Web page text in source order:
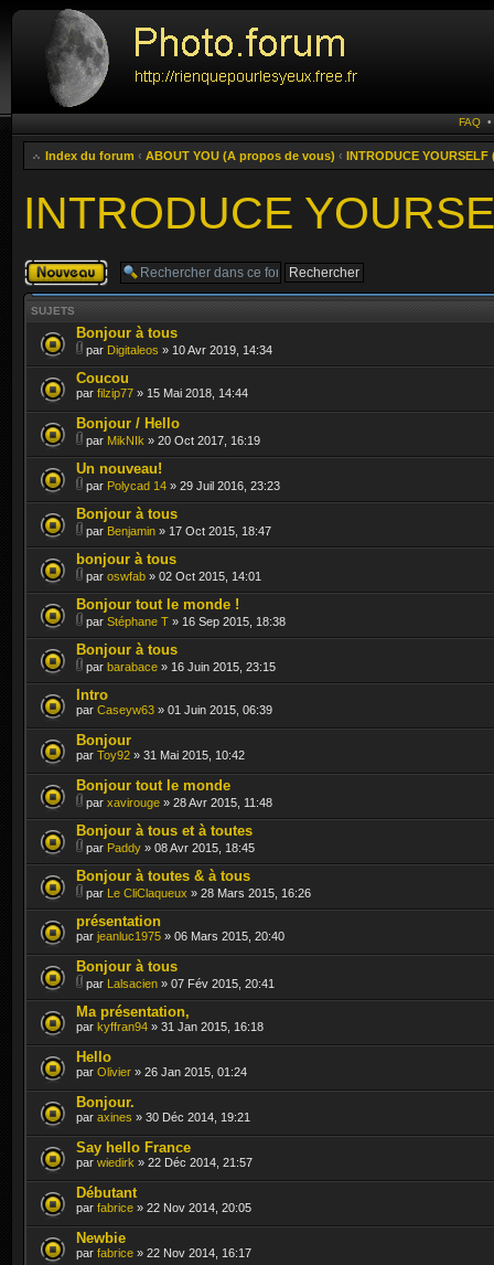
FAQ
Index du forum ‹ ABOUT YOU (A propos de vous) ‹ INTRODUCE
INTRODUCE
Publier un
nouveau sujet
SUJETS
Bonjour à tous
par Digitaleos » 10 Avr 2019, 14:34
Coucou
par filzip77 » 15 Mai 2018, 14:44
Bonjour / Hello
par MikNIk » 20 Oct 2017, 16:19
Un nouveau!
par Polycad 14 » 29 Juil 2016, 23:23
Bonjour à tous
par Benjamin » 17 Oct 2015, 18:47
bonjour à tous
par oswfab » 02 Oct 2015, 14:01
Bonjour tout le monde !
par Stéphane T » 16 Sep 2015, 18:38
Bonjour à tous
par barabace » 16 Juin 2015, 23:15
Intro
par Caseyw63 » 01 Juin 2015, 06:39
Bonjour
par Toy92 » 31 Mai 2015, 10:42
Bonjour tout le monde
par xavirouge » 28 Avr 2015, 11:48
Bonjour à tous et à toutes
par Paddy » 08 Avr 2015, 18:45
Bonjour à toutes & à tous
par Le CliClaqueux » 28 Mars 2015, 16:26
présentation
par jeanluc1975 » 06 Mars 2015, 20:40
Bonjour à tous
par Lalsacien » 07 Fév 2015, 20:41
Ma présentation,
par kyffran94 » 31 Jan 2015, 16:18
Hello
par Olivier » 26 Jan 2015, 01:24
Bonjour.
par axines » 30 Déc 2014, 19:21
Say hello France
par wiedirk » 22 Déc 2014, 21:57
Débutant
par fabrice » 22 Nov 2014, 20:05
Newbie
par fabrice » 22 Nov 2014, 16:17